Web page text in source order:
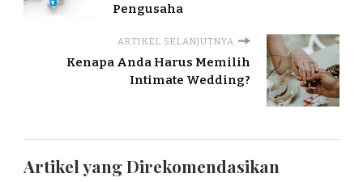
Pengusaha
ARTIKEL SELANJUTNYA
Kenapa Anda Harus Memilih
Intimate Wedding?
Artikel yang Direkomendasikan